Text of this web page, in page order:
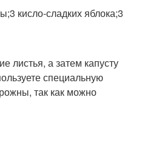
кисло-сладких яблока;3
листья, а затем капусту
специальную
так как можно